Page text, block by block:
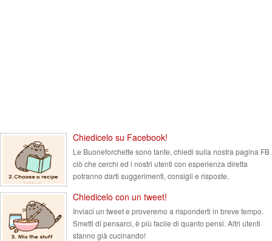
Chiedicelo su Facebook!
Le Buoneforchette sono tante, chiedi sulla nostra pagina FB
ciò che cerchi ed i nostri utenti con esperienza diretta
potranno darti suggerimenti, consigli e risposte.
Chiedicelo con un tweet!
Inviaci un tweet e proveremo a risponderti in breve tempo.
Smetti di pensarci, è più facile di quanto pensi. Altri utenti
stanno già cucinando!